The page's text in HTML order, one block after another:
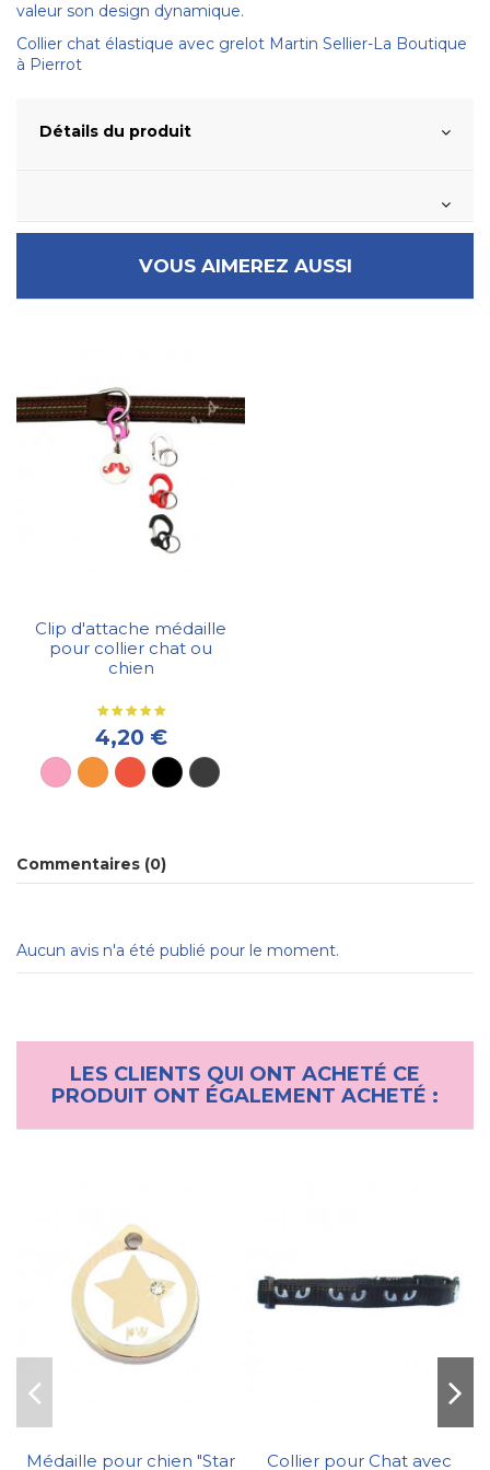
valeur son design dynamique.
Collier chat élastique avec grelot Martin Sellier-La Boutique
à Pierrot
Détails du produit
VOUS AIMEREZ AUSSI
Clip d'attache médaille
pour collier chat ou
chien
4,20 €
Commentaires (0)
Aucun avis n'a été publié pour le moment.
LES CLIENTS QUI ONT ACHETÉ CE
PRODUIT ONT ÉGALEMENT ACHETÉ :
Médaille pour chien "Star
Collier pour Chat avec